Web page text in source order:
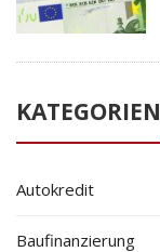
KATEGORIEN
Autokredit
Baufinanzierung